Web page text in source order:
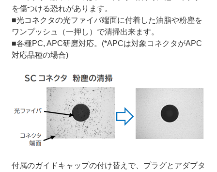
を傷つける恐れがあります。
■光コネクタの光ファイバ端面に付着した油脂や粉塵を
ワンプッシュ（一押し）で清掃出来ます。
■各種PC, APC研磨対応。(*APCは対象コネクタがAPC
対応品種の場合)
付属のガイドキャップの付け替えで、プラグとアダプタ